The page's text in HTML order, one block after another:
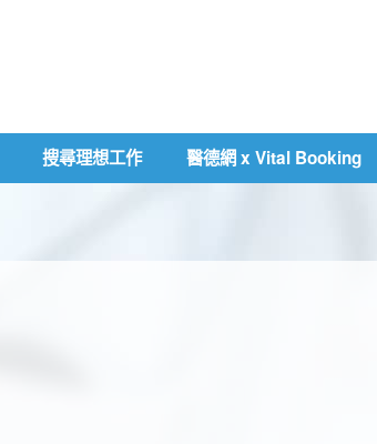
搜尋理想工作 醫德網 x Vital Booking